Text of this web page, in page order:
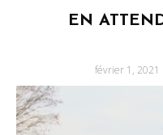
EN
Posted
février 1, 2021